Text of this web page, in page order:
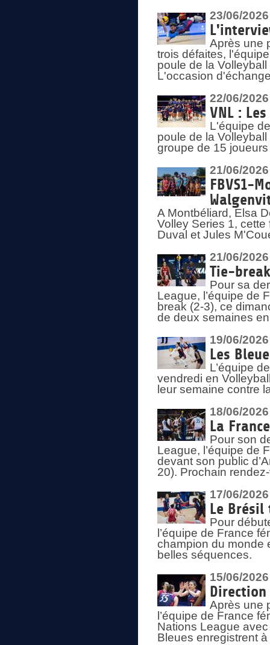
23/06/2026
Après une
trois défaites,
poule de la
L'occasion
22/06/2026
VNL :
L'équipe
poule de la
groupe de 15
21/06/2026
FBVS1-
A Montbéliard, Elsa
Volley Series 1,
Duval et Jules
21/06/2026
Tie-
Pour sa
League, l’équipe de
break (2-3), ce
de deux semaines
19/06/2026
Les
L’équipe
vendredi en
leur semaine contre
18/06/2026
La
Pour son
League, l’équipe de
devant son public
20). Prochain
17/06/2026
Le
Pour
l’équipe de France
champion du monde
belles séquences.
15/06/2026
Après une
l’équipe de France
Nations League
Bleues enregistrent